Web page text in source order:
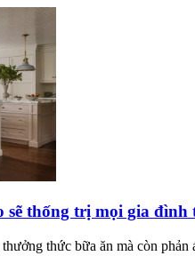
thống trị mọi gia đình
thức bữa ăn mà còn